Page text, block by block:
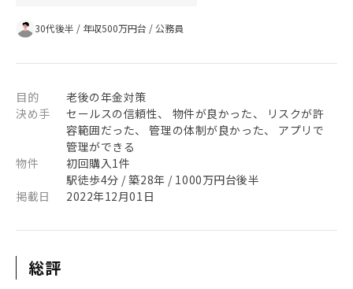
30代後半 / 年収500万円台 /公務員
目的
老後の年金対策
決め手
セールスの信頼性、 物件が良かった、 リスクが許
容範囲だった、 管理の体制が良かった、 アプリで
管理ができる
物件
初回購入1件
駅徒歩4分 / 築28年 / 1000万円台後半
掲載日
2022年12月01日
総評